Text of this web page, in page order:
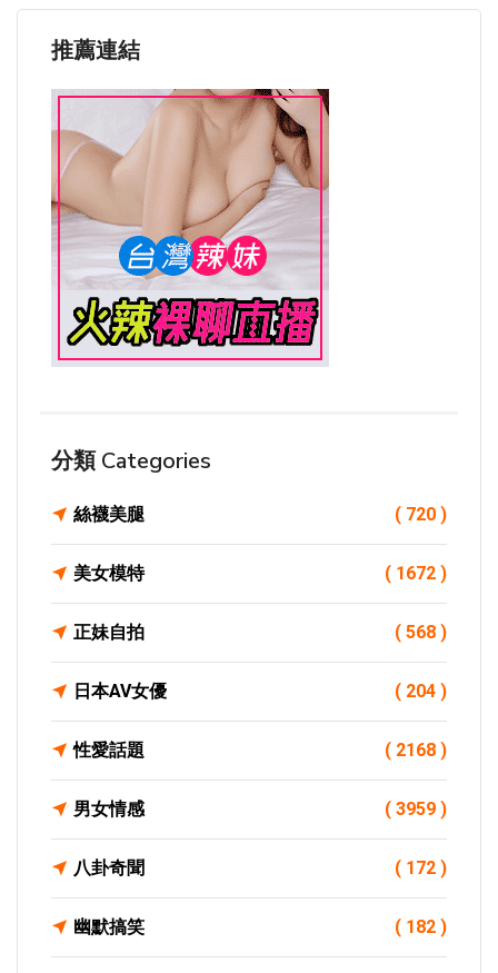
推薦連結
分類 Categories
絲襪美腿 ( 720 )
美女模特 ( 1672 )
正妹自拍 ( 568 )
日本AV女優 ( 204 )
性愛話題 ( 2168 )
男女情感 ( 3959 )
八卦奇聞 ( 172 )
幽默搞笑 ( 182 )